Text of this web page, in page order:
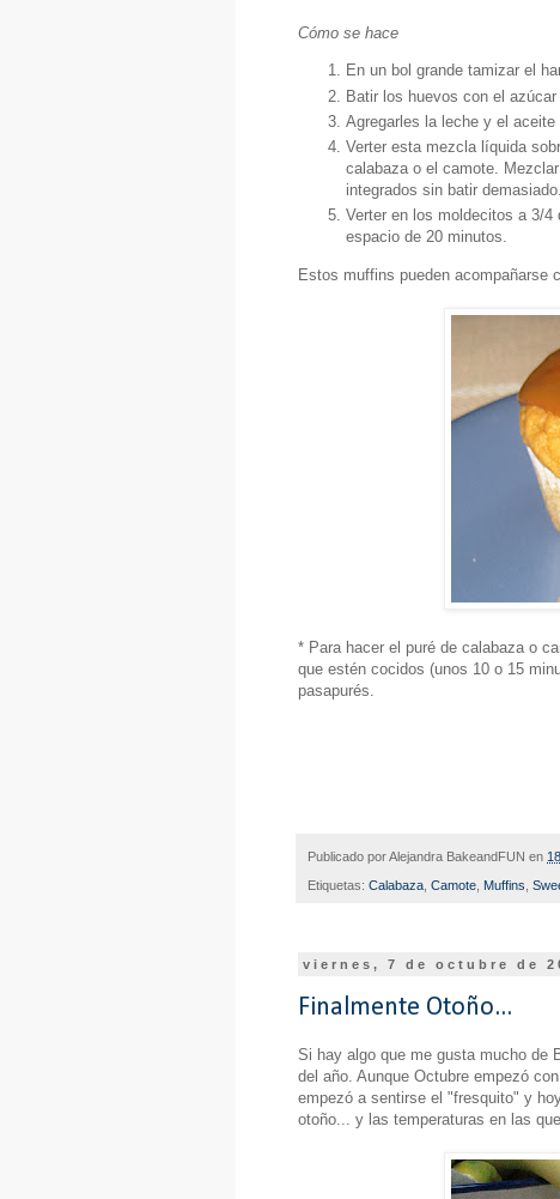
Cómo se hace
En un bol grande tamizar el
Batir los huevos con el
Agregarles la leche y el aceite
Verter esta mezcla líquida
calabaza o el camote.
integrados sin batir demasiado.
Verter en los moldecitos a 3/4
espacio de 20 minutos.
Estos muffins pueden acompañarse
* Para hacer el puré de calabaza o
que estén cocidos (unos 10 o 15
pasapurés.
Publicado porAlejandra BakeandFUN en
Etiquetas: Calabaza Camote Muffins
viernes, 7 de octubre de
Finalmente Otoño...
Si hay algo que me gusta mucho de
del año. Aunque Octubre empezó
empezó a sentirse el "fresquito" y
otoño... y las temperaturas en las